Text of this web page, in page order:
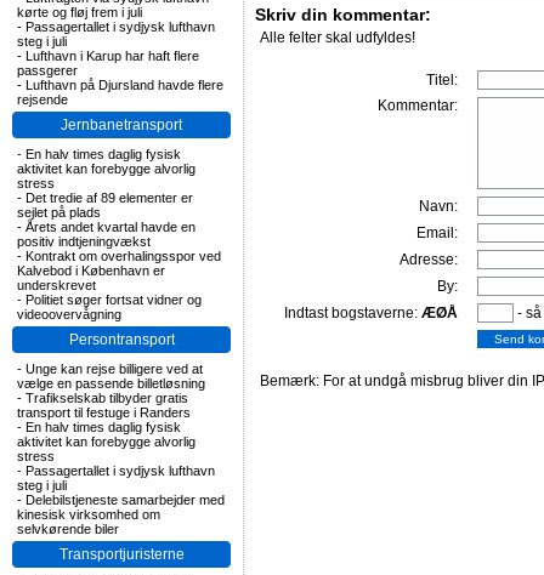
kørte og fløj frem i juli
- Passagertallet i sydjysk lufthavn
steg i juli
- Lufthavn i Karup har haft flere
passgerer
- Lufthavn på Djursland havde flere
rejsende
Jernbanetransport
- En halv times daglig fysisk
aktivitet kan forebygge alvorlig
stress
- Det tredie af 89 elementer er
sejlet på plads
- Årets andet kvartal havde en
positiv indtjeningvækst
- Kontrakt om overhalingsspor ved
Kalvebod i København er
underskrevet
- Politiet søger fortsat vidner og
videoovervågning
Persontransport
- Unge kan rejse billigere ved at
vælge en passende billetløsning
- Trafikselskab tilbyder gratis
transport til festuge i Randers
- En halv times daglig fysisk
aktivitet kan forebygge alvorlig
stress
- Passagertallet i sydjysk lufthavn
steg i juli
- Delebilstjeneste samarbejder med
kinesisk virksomhed om
selvkørende biler
Transportjuristerne
Skriv din kommentar:
Alle felter skal udfyldes!
Titel:
Kommentar:
Navn:
Email:
Adresse:
By:
Indtast bogstaverne: ÆØÅ -
Bemærk: For at undgå misbrug bliver din